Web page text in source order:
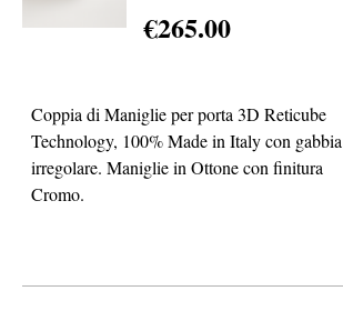
€265.00
Coppia di Maniglie per porta 3D Reticube
Technology, 100% Made in Italy con gabbia
irregolare. Maniglie in Ottone con finitura
Cromo.